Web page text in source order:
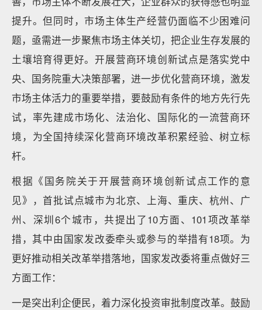
提升。但同时，市场主体生产经营仍面临不少困难问
题，亟需进一步聚焦市场主体关切，把企业生存发展的
土壤培育得更好。开展营商环境创新试点是落实党中
央、国务院重大决策部署，进一步优化营商环境，激发
市场主体活力的重要举措，要鼓励有条件的地方先行先
试，率先建成市场化、法治化、国际化的一流营商环
境，为全国持续深化营商环境改革积累经验、树立标
杆。
根据《国务院关于开展营商环境创新试点工作的意
见》，首批试点城市为北京、上海、重庆、杭州、广
州、深圳6个城市，共提出了10方面、101项改革举
措，其中由国家发改委牵头或参与的举措有18项。为
更好推动相关改革举措落地，国家发改委将重点做好三
方面工作：
一是突出利企便民，着力深化投资审批制度改革。鼓励